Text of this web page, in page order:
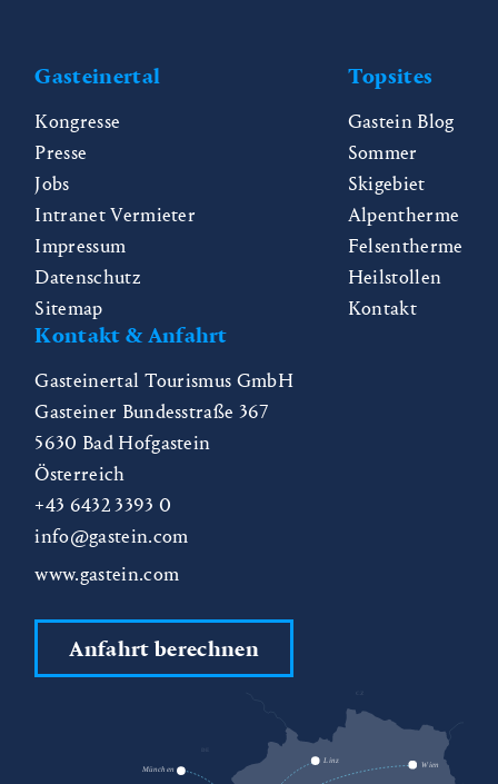
Gasteinertal
Kongresse
Presse
Jobs
Intranet Vermieter
Impressum
Datenschutz
Sitemap
Topsites
Gastein Blog
Sommer
Skigebiet
Alpentherme
Felsentherme
Heilstollen
Kontakt
Kontakt & Anfahrt
Gasteinertal Tourismus GmbH
Gasteiner Bundesstraße 367
5630 Bad Hofgastein
Österreich
+43 6432 3393 0
info@gastein.com
www.gastein.com
Anfahrt berechnen
München
Wien
Linz
CZ